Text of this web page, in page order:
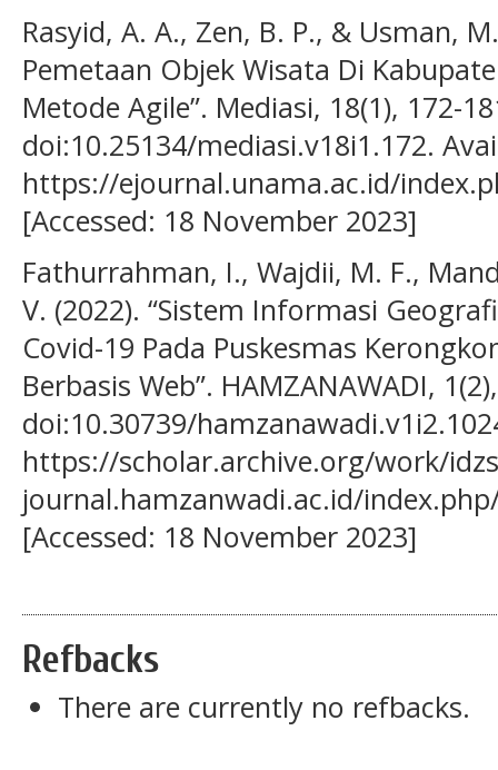
Rasyid, A. A., Zen, B. P., & Usman,
Pemetaan Objek Wisata Di
Metode Agile”. Mediasi, 18(1), 172-
doi:10.25134/mediasi.v18i1.172.
https://ejournal.unama.ac.id/
[Accessed: 18 November 2023]
Fathurrahman, I., Wajdii, M. F.,
V. (2022). “Sistem Informasi
Covid-19 Pada Puskesmas
Berbasis Web”. HAMZANAWADI,
doi:10.30739/
https://scholar.archive.org/work/
journal.hamzanwadi.ac.id/
[Accessed: 18 November 2023]
Refbacks
There are currently no refbacks.